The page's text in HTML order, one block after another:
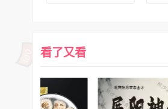
看了又看